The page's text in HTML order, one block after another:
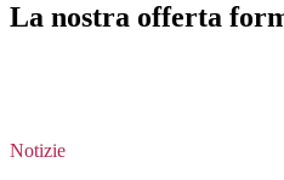
La nostra offerta
Notizie